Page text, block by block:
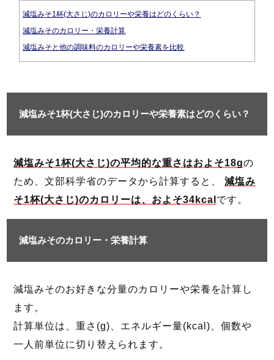
減塩みそ1杯(大さじ)のカロリーや栄養はどのくらい？
減塩みそのカロリー・栄養計算
減塩みそと他の調味料のカロリーや栄養素を比較
減塩みそ1杯(大さじ)のカロリーや栄養素はどのくらい？
減塩みそ1杯(大さじ)の平均的な重さはおよそ18gの
ため、文部科学省のデータから計算すると、 減塩み
そ1杯(大さじ)のカロリーは、およそ34kcal です。
減塩みそのカロリー・栄養計算
減塩みそのお好きな分量のカロリーや栄養を計算し
ます。
計算単位は、重さ(g)、エネルギー量(kcal)、個数や
一人前単位に切り替えられます。